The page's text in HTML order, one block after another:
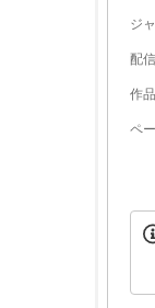
ジ
配
作
ペ